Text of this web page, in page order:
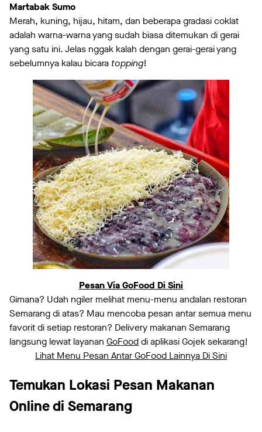
Martabak Sumo
Merah, kuning, hijau, hitam, dan beberapa gradasi coklat
adalah warna-warna yang sudah biasa ditemukan di gerai
yang satu ini. Jelas nggak kalah dengan gerai-gerai yang
sebelumnya kalau bicara topping!
Pesan Via GoFood Di Sini
Gimana? Udah ngiler melihat menu-menu andalan restoran
Semarang di atas? Mau mencoba pesan antar semua menu
favorit di setiap restoran? Delivery makanan Semarang
langsung lewat layanan GoFooddi aplikasi Gojek sekarang!
Lihat Menu Pesan Antar GoFood Lainnya Di Sini
Temukan Lokasi Pesan Makanan
Online di Semarang